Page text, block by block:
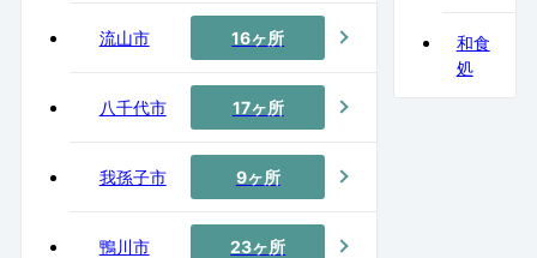
流山市 16ヶ所
八千代市 17ヶ所
我孫子市 9ヶ所
鴨川市 23ヶ所
和食
処